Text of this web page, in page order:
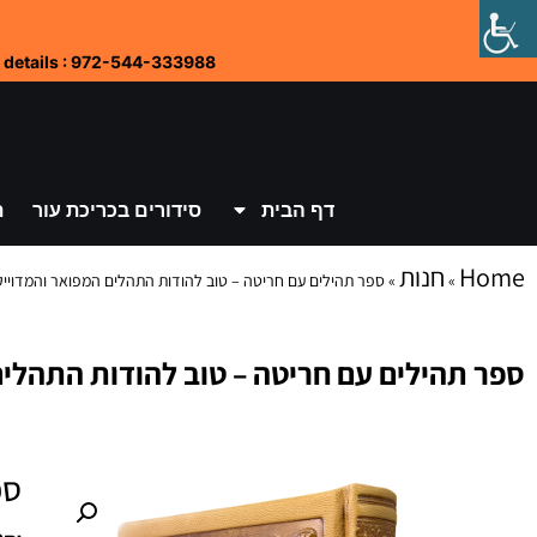
details : 972-544-333988
דף הבית סידורים בכריכת עור
Home
» חנות »ספר תהילים עם חריטה – טוב להודות התהלים המפואר
ספר תהילים עם חריטה – טוב להודות